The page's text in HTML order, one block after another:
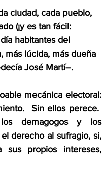
ciudad, cada pueblo,
(¡y es tan fácil:
habitantes del
más lúcida, más dueña
José Martí–.
mecánica electoral:
Sin ellos perece.
demagogos y los
derecho al sufragio, si,
propios intereses,